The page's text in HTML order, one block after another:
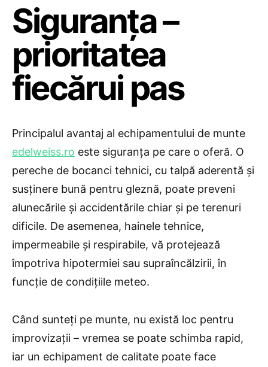
Siguranța –
prioritatea
fiecărui pas
Principalul avantaj al echipamentului de munte
edelweiss.ro este siguranța pe care o oferă. O
pereche de bocanci tehnici, cu talpă aderentă și
susținere bună pentru gleznă, poate preveni
alunecările și accidentările chiar și pe terenuri
dificile. De asemenea, hainele tehnice,
impermeabile și respirabile, vă protejează
împotriva hipotermiei sau supraîncălzirii, în
funcție de condițiile meteo.
Când sunteți pe munte, nu există loc pentru
improvizații – vremea se poate schimba rapid,
iar un echipament de calitate poate face